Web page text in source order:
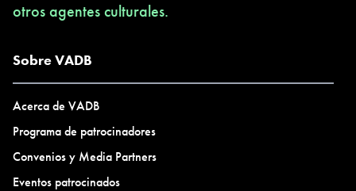
otros agentes culturales.
Sobre VADB
Acerca de VADB
Programa de patrocinadores
Convenios y Media Partners
Eventos patrocinados